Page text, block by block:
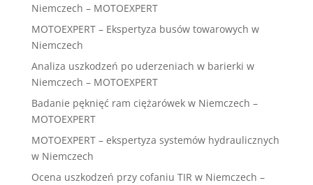
Niemczech – MOTOEXPERT
MOTOEXPERT – Ekspertyza busów towarowych w
Niemczech
Analiza uszkodzeń po uderzeniach w barierki w
Niemczech – MOTOEXPERT
Badanie pęknięć ram ciężarówek w Niemczech –
MOTOEXPERT
MOTOEXPERT – ekspertyza systemów hydraulicznych
w Niemczech
Ocena uszkodzeń przy cofaniu TIR w Niemczech –